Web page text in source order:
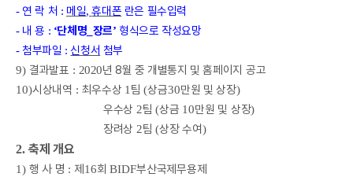
- 연 락 처 : 메일,휴대폰 란은 필수입력
- 내 용 : ‘단체명 장르’ 형식으로 작성요망
- 첨부파일 : 신청서 첨부
9) 결과발표 : 2020년 8월 중 개별통지 및홈페이지 공고
10)시상내역 : 최우수상 1 팀(상금30만원 및 상장)
우수상 2팀(상금 10만원 및 상장)
장려상 2팀(상장 수여)
2. 축제 개요
1) 행 사 명 : 제16회BIDF부산국제무용제